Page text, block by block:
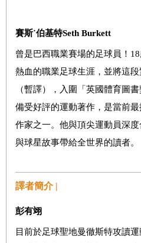
賽斯˙伯基特Seth Burkett
曾是巴西職業賽場的足球員！
熱血的職業足球生涯，並將這段
（暫譯），入圍「英國體育圖
備受好評的運動著作，是當前
作家之一。他與頂尖運動員深
與球星故事帶給全世界的讀者。
譯者簡介 |
彭有翊
目前於足球聖地曼徹斯特攻讀